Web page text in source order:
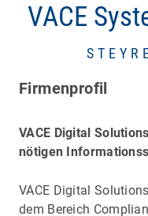
VACE
Firmenprofil
VACE Digital
nötigen
VACE Digital
dem Bereich